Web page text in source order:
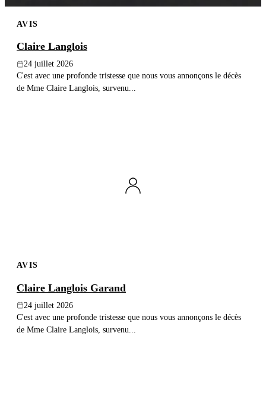
AVIS
Claire Langlois
24 juillet 2026
C'est avec une profonde tristesse que nous vous annonçons le décès
de Mme Claire Langlois, survenu...
AVIS
Claire Langlois Garand
24 juillet 2026
C'est avec une profonde tristesse que nous vous annonçons le décès
de Mme Claire Langlois, survenu...